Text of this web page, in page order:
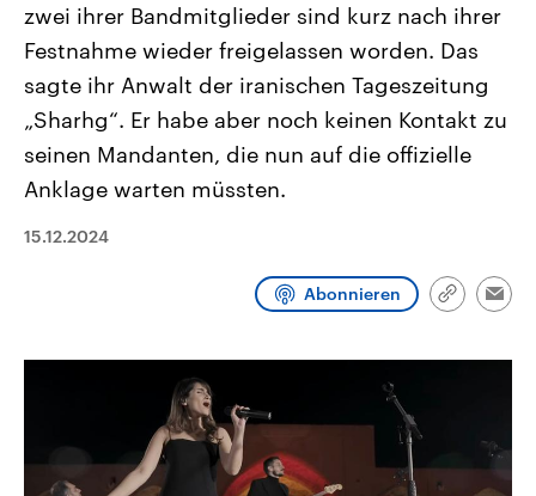
Aktuelle Beiträge, Analysen und
Hintergründe
Wirtschaftlich und militärisch
gehören die Vereinigten Staaten zu
den mächtigsten Ländern der Erde,
mit großem Einfluss auf das
aktuelle Weltgeschehen.
Aktuelle Lage und
Der Überfall der
Terrororganisation Hamas
Oktober 2023 auf Israel
Region wieder die Gewalt
Israel möchte die Hamas
Libanon vom Iran
Sendungen Programm
zwei ihrer Bandmitglieder sind kurz nach ihrer
Festnahme wieder freigelassen worden. Das
sagte ihr Anwalt der iranischen Tageszeitung
„Sharhg“. Er habe aber noch keinen Kontakt zu
seinen Mandanten, die nun auf die offizielle
Anklage warten müssten.
15.12.2024
Abonnieren
Link